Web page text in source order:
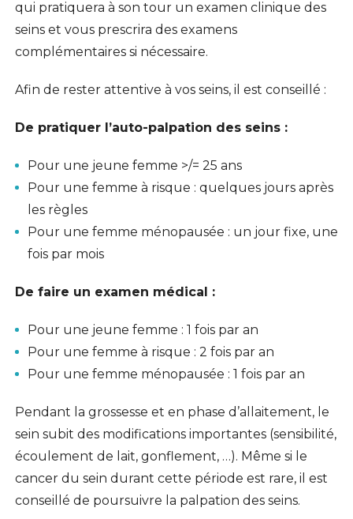
qui pratiquera à son tour un examen clinique des
seins et vous prescrira des examens
complémentaires si nécessaire.
Afin de rester attentive à vos seins, il est conseillé :
De pratiquer l’auto-palpation des seins :
Pour une jeune femme >/= 25 ans
Pour une femme à risque : quelques jours après
les règles
Pour une femme ménopausée : un jour fixe, une
fois par mois
De faire un examen médical :
Pour une jeune femme : 1 fois par an
Pour une femme à risque : 2 fois par an
Pour une femme ménopausée : 1 fois par an
Pendant la grossesse et en phase d’allaitement, le
sein subit des modifications importantes (sensibilité,
écoulement de lait, gonflement, …). Même si le
cancer du sein durant cette période est rare, il est
conseillé de poursuivre la palpation des seins.